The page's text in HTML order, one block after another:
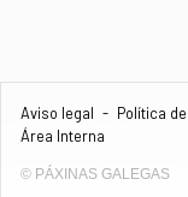
Aviso legal - Política
Área Interna
© PÁXINAS GALEGAS